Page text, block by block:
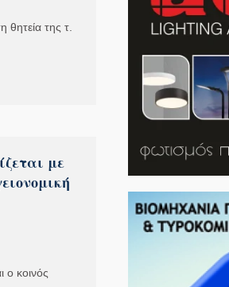
της τ.
με
ο κοινός